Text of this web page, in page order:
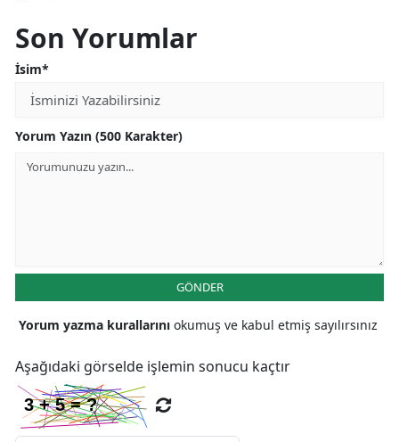
Son Yorumlar
İsim*
Yorum Yazın (500 Karakter)
GÖNDER
Yorum yazma kurallarını okumuş ve kabul etmiş sayılırsınız
Aşağıdaki görselde işlemin sonucu kaçtır